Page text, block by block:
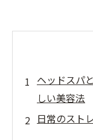
ヘッドスパ
しい美容法
日常のスト